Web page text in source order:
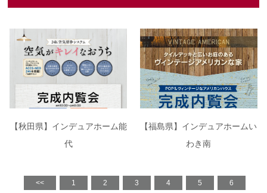
【秋田県】インデュアホーム能
代
【福島県】インデュアホームい
わき南
<< 1 2 3 4 5 6